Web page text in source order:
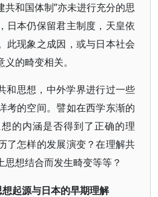
和国体制”亦未进行充分的思
日本仍保留君主制度，天皇依
此现象之成因，或与日本社会
的畸变相关。
和思想，中外学界进行过一些
考的空间。譬如在西学东渐的
的内涵是否得到了正确的理
了怎样的发展演变？在理解共
思想结合而发生畸变等等？
起源与日本的早期理解